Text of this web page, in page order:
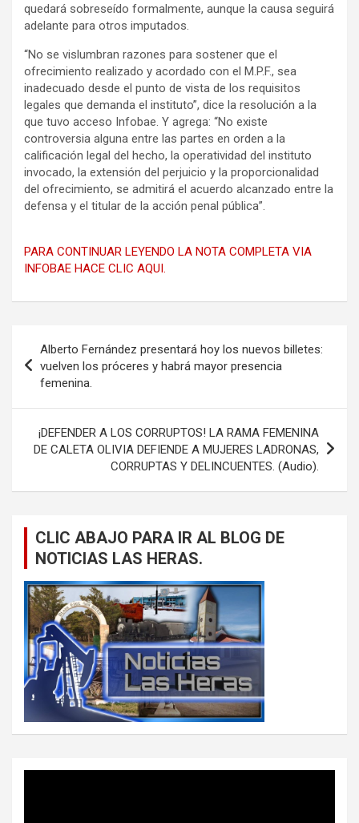
quedará sobreseído formalmente, aunque la causa seguirá
adelante para otros imputados.
“No se vislumbran razones para sostener que el
ofrecimiento realizado y acordado con el M.P.F., sea
inadecuado desde el punto de vista de los requisitos
legales que demanda el instituto”, dice la resolución a la
que tuvo acceso Infobae. Y agrega: “No existe
controversia alguna entre las partes en orden a la
calificación legal del hecho, la operatividad del instituto
invocado, la extensión del perjuicio y la proporcionalidad
del ofrecimiento, se admitirá el acuerdo alcanzado entre la
defensa y el titular de la acción penal pública”.
PARA CONTINUAR LEYENDO LA NOTA COMPLETA VIA
INFOBAE HACE CLIC AQUI.
de
entradas
Alberto Fernández presentará hoy los nuevos billetes:
vuelven los próceres y habrá mayor presencia
femenina.
¡DEFENDER A LOS CORRUPTOS! LA RAMA FEMENINA
DE CALETA OLIVIA DEFIENDE A MUJERES LADRONAS,
CORRUPTAS Y DELINCUENTES. (Audio).
CLIC ABAJO PARA IR AL BLOG DE
NOTICIAS LAS HERAS.